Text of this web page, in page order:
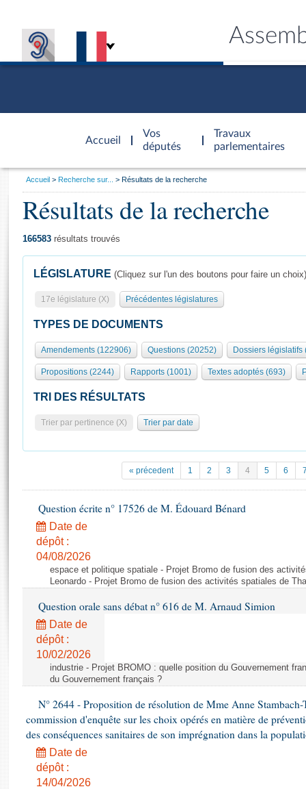
Accueil
d'accueil
Vos
députés
Travaux
parlementaires
Présidence
577 députés
Groupes politiques
Séance publique
Commissions et autres organes
Europe et International
Pétitions
Projets de loi
Propositions de loi
Amendements
Textes adoptés
Rapports législatifs
Rapports sur l'application des lois
Baromètre de l’application des lois
Dossiers législatifs
Budget et sécurité sociale
Questions écrites et orales
Comptes rendus des débats
Général
Rôle et pouvoirs de l'Assemblée
Organisation de l'Assemblée
Présidence Conférence des Présidents Bureau Collège des
Statistiques et chiffres clés
Documents de référence
( Constitution | Règlement de l'Assemblée ... )
Histoire
Juniors
Anciennes législatures
Visiter l'Assemblée
Visite virtuelle du palais Bourbon
Assister à une séance
Contacts et plan d'accès
Photos libres de droit
Vous
Accueil Recherche sur... Résultats de la recherche
Résultats de la recherche
166583 résultats trouvés
LÉGISLATURE (Cliquez sur l'un des boutons pour faire un choix)
17e législature (X) Précédentes législatures
TYPES DE DOCUMENTS
Amendements (122906) Questions (20252) Dossiers législatifs
Propositions (2244) Rapports (1001) Textes adoptés (693)
TRI DES RÉSULTATS
Trier par pertinence (X) Trier par date
« précedent 1 2 3 4 5 6
Question écrite n° 17526 de M. Édouard Bénard
Date de
dépôt :
04/08/2026
espace et politique spatiale - Projet Bromo de fusion des
Leonardo - Projet Bromo de fusion des activités spatiales de
Question orale sans débat n° 616 de M. Arnaud Simion
Date de
dépôt :
10/02/2026
industrie - Projet BROMO : quelle position du Gouvernement
du Gouvernement français ?
N° 2644 - Proposition de résolution de Mme Anne
commission d'enquête sur les choix opérés en matière de
des conséquences sanitaires de son imprégnation dans la
Date de
dépôt :
14/04/2026